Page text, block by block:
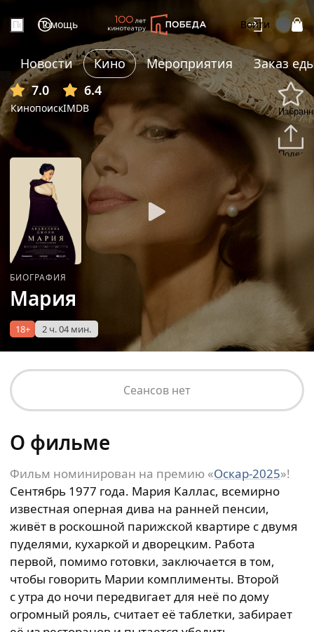
Помощь Войти
Новости Кино Мероприятия
Заказ
7.0
Кинопоиск
6.4
IMDB
БИОГРАФИЯ
Мария
18+ 2 ч. 04 мин.
Сеансов нет
О фильме
Фильм номинирован на премию «Оскар-2025»!
Сентябрь 1977 года. Мария Каллас, всемирно
известная оперная дива на ранней пенсии,
живёт в роскошной парижской квартире с двумя
пуделями, кухаркой и дворецким. Работа
первой, помимо готовки, заключается в том,
чтобы говорить Марии комплименты. Второй
с утра до ночи передвигает для неё по дому
огромный рояль, считает её таблетки, забирает